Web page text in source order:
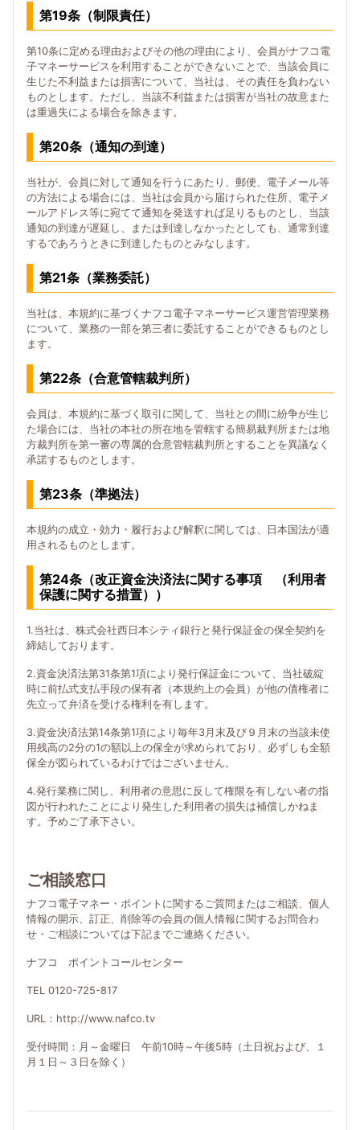
第19条（制限責任）
第10条に定める理由およびその他の理由により、会員がナフコ電
子マネーサービスを利用することができないことで、当該会員に
生じた不利益または損害について、当社は、その責任を負わない
ものとします。ただし、当該不利益または損害が当社の故意また
は重過失による場合を除きます。
第20条（通知の到達）
当社が、会員に対して通知を行うにあたり、郵便、電子メール等
の方法による場合には、当社は会員から届けられた住所、電子メ
ールアドレス等に宛てて通知を発送すれば足りるものとし、当該
通知の到達が遅延し、または到達しなかったとしても、通常到達
するであろうときに到達したものとみなします。
第21条（業務委託）
当社は、本規約に基づくナフコ電子マネーサービス運営管理業務
について、業務の一部を第三者に委託することができるものとし
ます。
第22条（合意管轄裁判所）
会員は、本規約に基づく取引に関して、当社との間に紛争が生じ
た場合には、当社の本社の所在地を管轄する簡易裁判所または地
方裁判所を第一審の専属的合意管轄裁判所とすることを異議なく
承諾するものとします。
第23条（準拠法）
本規約の成立・効力・履行および解釈に関しては、日本国法が適
用されるものとします。
第24条（改正資金決済法に関する事項 （利用者
保護に関する措置））
1.当社は、株式会社西日本シティ銀行と発行保証金の保全契約を
締結しております。
2.資金決済法第31条第1項により発行保証金について、当社破綻
時に前払式支払手段の保有者（本規約上の会員）が他の債権者に
先立って弁済を受ける権利を有します。
3.資金決済法第14条第1項により毎年3月末及び９月末の当該未使
用残高の2分の1の額以上の保全が求められており、必ずしも全額
保全が図られているわけではございません。
4.発行業務に関し、利用者の意思に反して権限を有しない者の指
図が行われたことにより発生した利用者の損失は補償しかねま
す。予めご了承下さい。
ご相談窓口
ナフコ電子マネー・ポイントに関するご質問またはご相談、個人
情報の開示、訂正、削除等の会員の個人情報に関するお問合わ
せ・ご相談については下記までご連絡ください。
ナフコ ポイントコールセンター
TEL 0120-725-817
URL：http://www.nafco.tv
受付時間：月～金曜日 午前10時～午後5時（土日祝および、１
月１日～３日を除く）